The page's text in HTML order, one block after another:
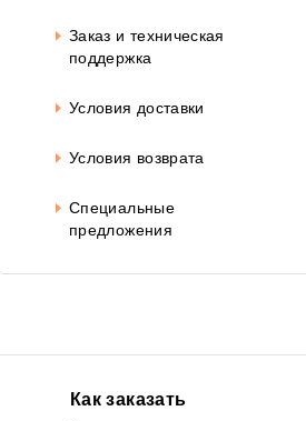
Заказ и техническая
поддержка
Условия доставки
Условия возврата
Специальные
предложения
Как заказать